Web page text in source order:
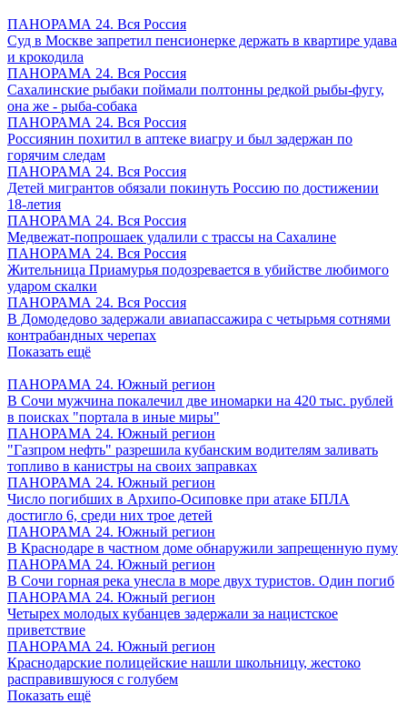
ПАНОРАМА 24. Вся Россия
Суд в Москве запретил пенсионерке держать в квартире удава
и крокодила
ПАНОРАМА 24. Вся Россия
Сахалинские рыбаки поймали полтонны редкой рыбы-фугу,
она же - рыба-собака
ПАНОРАМА 24. Вся Россия
Россиянин похитил в аптеке виагру и был задержан по
горячим следам
ПАНОРАМА 24. Вся Россия
Детей мигрантов обязали покинуть Россию по достижении
18-летия
ПАНОРАМА 24. Вся Россия
Медвежат-попрошаек удалили с трассы на Сахалине
ПАНОРАМА 24. Вся Россия
Жительница Приамурья подозревается в убийстве любимого
ударом скалки
ПАНОРАМА 24. Вся Россия
В Домодедово задержали авиапассажира с четырьмя сотнями
контрабандных черепах
Показать ещё
ПАНОРАМА 24. Южный регион
В Сочи мужчина покалечил две иномарки на 420 тыс. рублей
в поисках "портала в иные миры"
ПАНОРАМА 24. Южный регион
"Газпром нефть" разрешила кубанским водителям заливать
топливо в канистры на своих заправках
ПАНОРАМА 24. Южный регион
Число погибших в Архипо-Осиповке при атаке БПЛА
достигло 6, среди них трое детей
ПАНОРАМА 24. Южный регион
В Краснодаре в частном доме обнаружили запрещенную пуму
ПАНОРАМА 24. Южный регион
В Сочи горная река унесла в море двух туристов. Один погиб
ПАНОРАМА 24. Южный регион
Четырех молодых кубанцев задержали за нацистское
приветствие
ПАНОРАМА 24. Южный регион
Краснодарские полицейские нашли школьницу, жестоко
расправившуюся с голубем
Показать ещё